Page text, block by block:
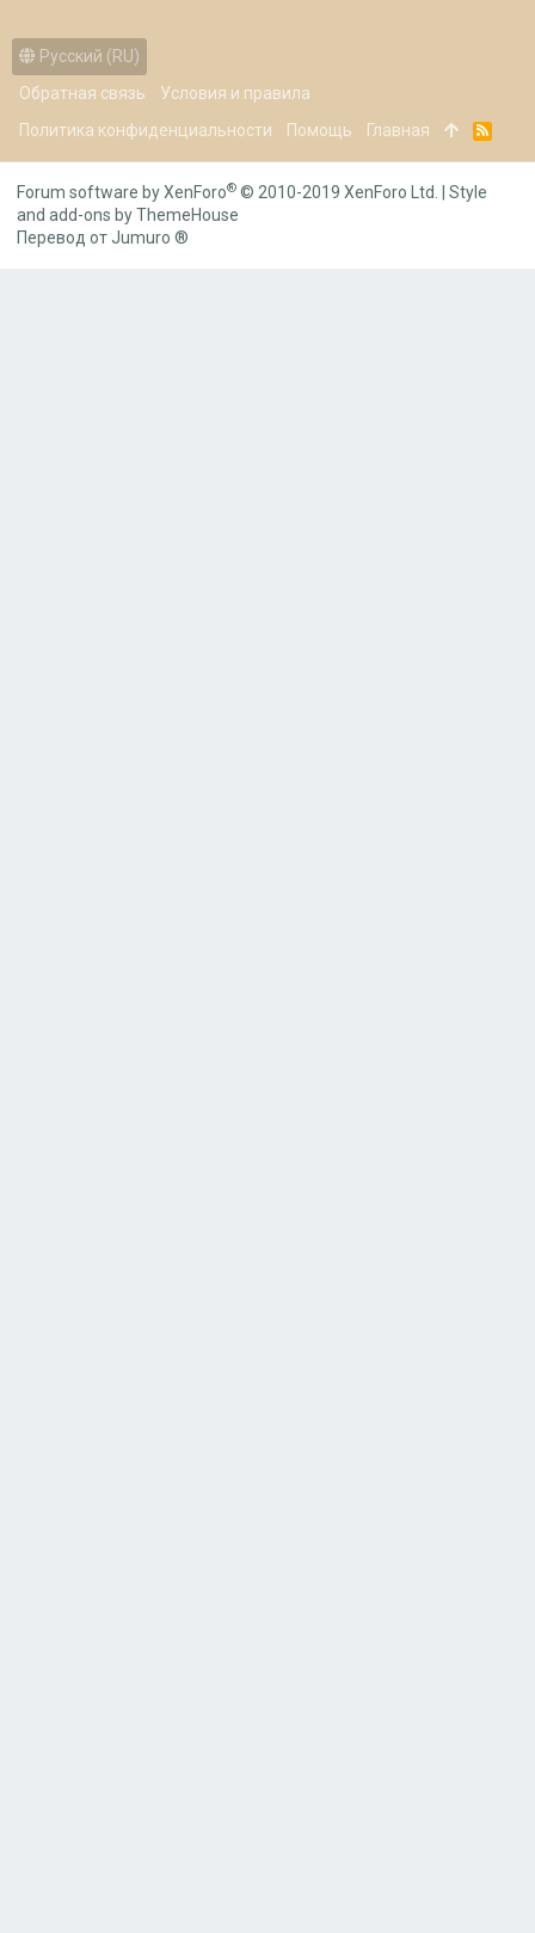
Русский (RU)
Обратная связь
Условия и правила
Политика конфиденциальности
Помощь Главная
R
S
Forum software by XenForo® © 2010-2019 XenForo Ltd.
Style
and add-ons by ThemeHouse
Перевод от Jumuro ®